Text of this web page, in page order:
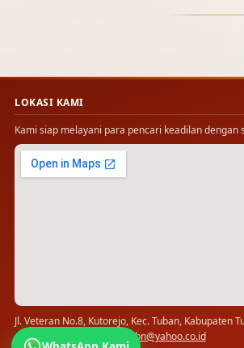
LOKASI KAMI
Kami siap melayani para pencari keadilan dengan
Jl. Veteran No.8, Kutorejo, Kec. Tuban, Kabupaten
(0356) 321778 · ✉
pn_tbn@yahoo.co.id